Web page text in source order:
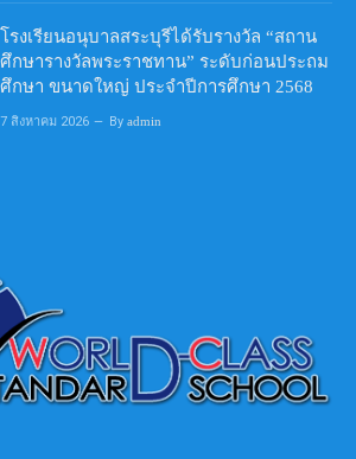
โรงเรียนอนุบาลสระบุรีได้รับรางวัล “สถาน
ศึกษารางวัลพระราชทาน” ระดับก่อนประถม
ศึกษา ขนาดใหญ่ ประจำปีการศึกษา 2568
7 สิงหาคม 2026 By admin